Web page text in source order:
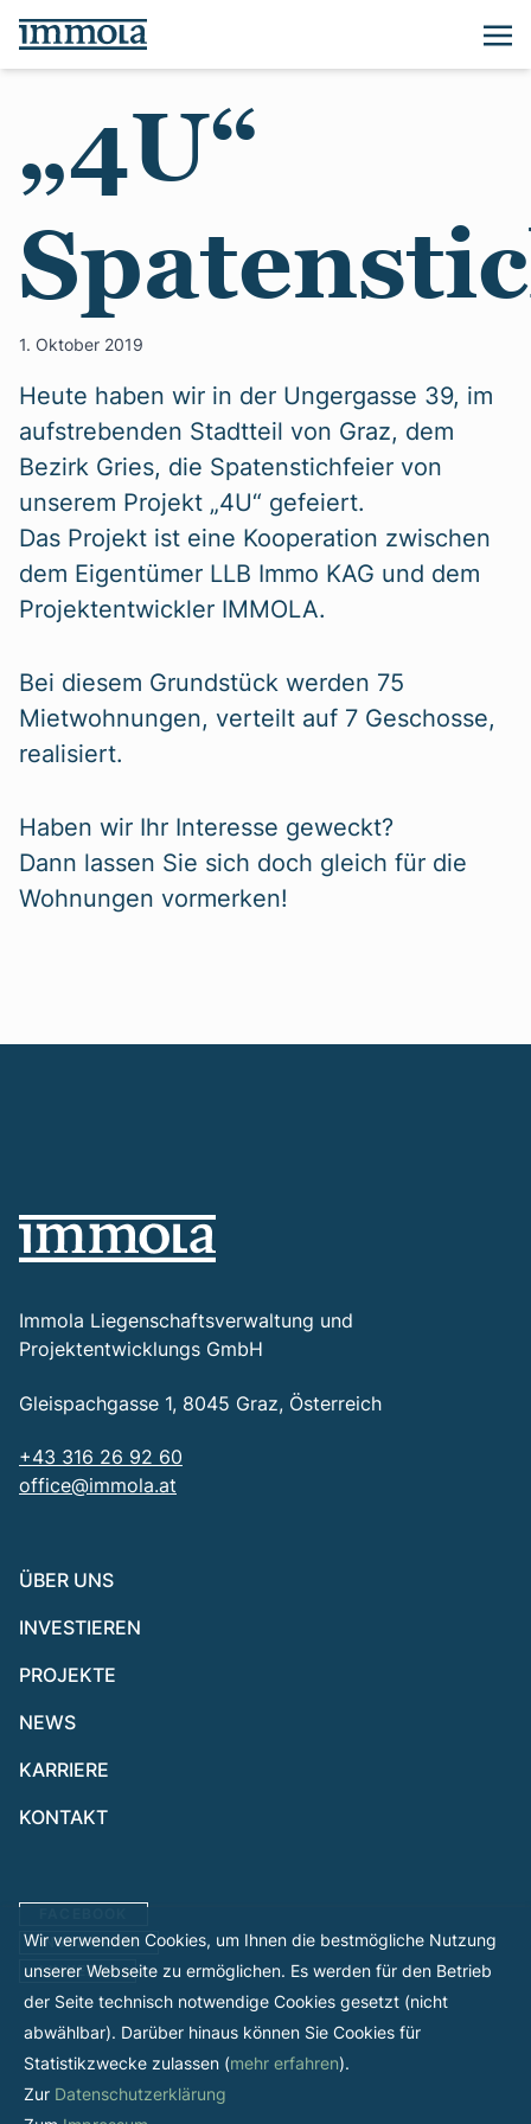
„4U“
1. Oktober 2019
Heute haben wir in der Ungergasse 39, im
aufstrebenden Stadtteil von Graz, dem
Bezirk Gries, die Spatenstichfeier von
unserem Projekt „4U“ gefeiert.
Das Projekt ist eine Kooperation zwischen
dem Eigentümer LLB Immo KAG und dem
Projektentwickler IMMOLA.
Bei diesem Grundstück werden 75
Mietwohnungen, verteilt auf 7 Geschosse,
realisiert.
Haben wir Ihr Interesse geweckt?
Dann lassen Sie sich doch gleich für die
Wohnungen vormerken!
Immola Liegenschaftsverwaltung und
Projektentwicklungs GmbH
Gleispachgasse 1, 8045 Graz, Österreich
+43 316 26 92 60
office@immola.at
ÜBER UNS
INVESTIEREN
PROJEKTE
NEWS
KARRIERE
KONTAKT
INSTAGRAM
LINKEDIN
Wir verwenden Cookies, um Ihnen die bestmögliche Nutzung
unserer Webseite zu ermöglichen. Es werden für den Betrieb
der Seite technisch notwendige Cookies gesetzt (nicht
abwählbar). Darüber hinaus können Sie Cookies für
Statistikzwecke zulassen (mehr erfahren).
Zur Datenschutzerklärung